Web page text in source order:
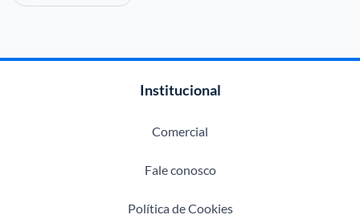
Institucional
Comercial
Fale conosco
Política de Cookies